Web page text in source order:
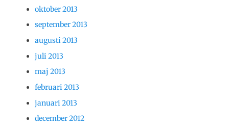
oktober 2013
september 2013
augusti 2013
juli 2013
maj 2013
februari 2013
januari 2013
december 2012